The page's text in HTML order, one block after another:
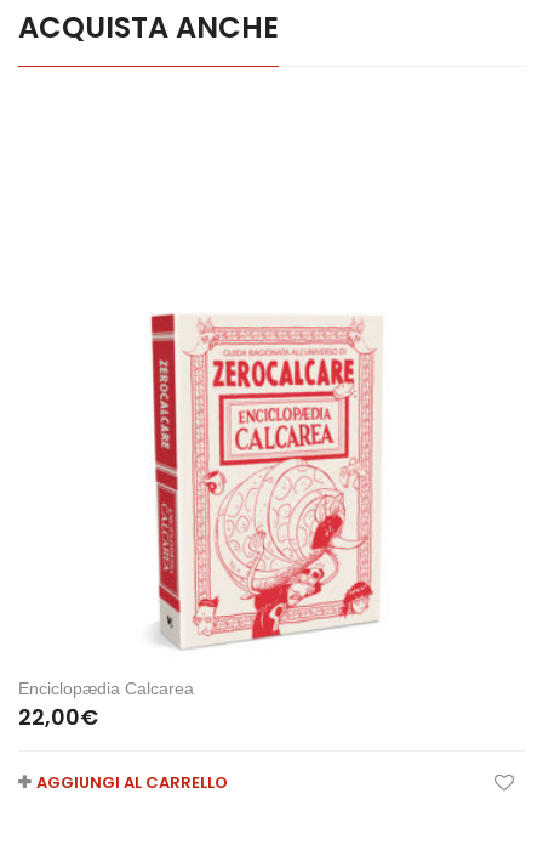
ACQUISTA ANCHE
Enciclopædia Calcarea
22,00€
AGGIUNGI AL CARRELLO